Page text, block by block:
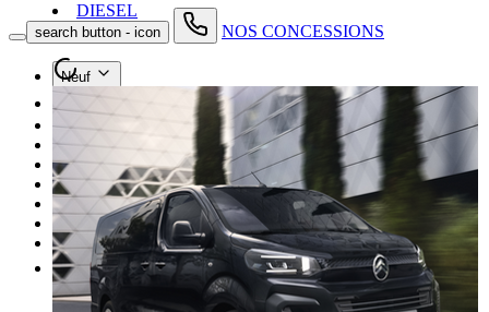
search button - icon NOS CONCESSIONS
Neuf
Nos promotions
Nos marques
Entretien
Reprise
Professionnel
Nous rejoindre
Plus
DIESEL